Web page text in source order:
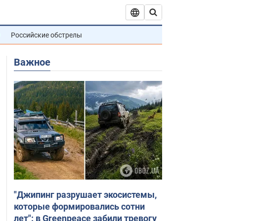
Российские обстрелы
Важное
"Джипинг разрушает экосистемы,
которые формировались сотни
лет": в Greenpeace забили тревогу